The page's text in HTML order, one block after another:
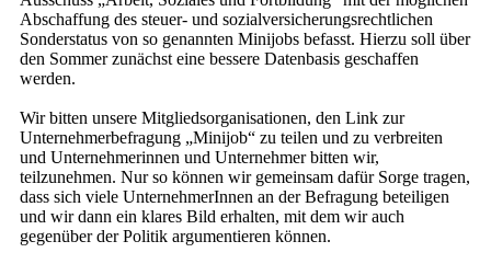
Abschaffung des steuer- und sozialversicherungsrechtlichen
Sonderstatus von so genannten Minijobs befasst. Hierzu soll über
den Sommer zunächst eine bessere Datenbasis geschaffen
werden.
Wir bitten unsere Mitgliedsorganisationen, den Link zur
Unternehmerbefragung „Minijob“ zu teilen und zu verbreiten
und Unternehmerinnen und Unternehmer bitten wir,
teilzunehmen. Nur so können wir gemeinsam dafür Sorge tragen,
dass sich viele UnternehmerInnen an der Befragung beteiligen
und wir dann ein klares Bild erhalten, mit dem wir auch
gegenüber der Politik argumentieren können.